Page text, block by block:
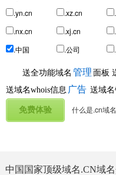
.yn.cn
.xz.cn
.nx.cn
.xj.cn
.中国
.公司
送全功能域名 管理 面板
送域名whois信息 广告 送域
什么是.cn域
中国国家顶级域名.CN域